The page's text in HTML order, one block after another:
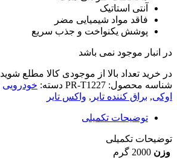
آنتی استاتیک
فاقد مواد شیمیایی مضر
پوشش یکنواخت و جذب سریع
در انبار موجود نمی باشد
در خرید تعداد بالا از موجودی کالا مطلع شوید
شناسه محصول: PR-T1227 دسته: خودرویی
اوکی, براق کننده تایر , واکس تایر
توضیحات تکمیلی
توضیحات تکمیلی
وزن 2000 گرم